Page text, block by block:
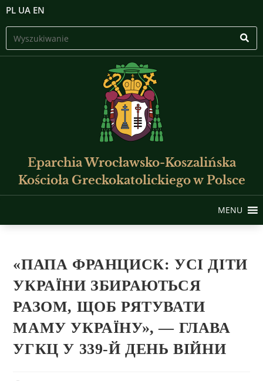
PL UA EN
Eparchia Wrocławsko-Koszalińska
Kościoła Greckokatolickiego w Polsce
MENU
«ПАПА ФРАНЦИСК: УСІ ДІТИ
УКРАЇНИ ЗБИРАЮТЬСЯ
РАЗОМ, ЩОБ РЯТУВАТИ
МАМУ УКРАЇНУ», — ГЛАВА
УГКЦ У 339-Й ДЕНЬ ВІЙНИ